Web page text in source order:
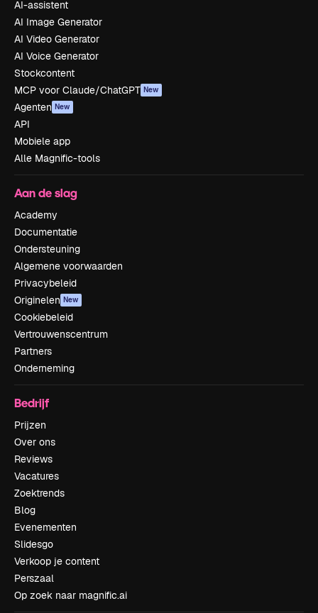
AI-assistent
AI Image Generator
AI Video Generator
AI Voice Generator
Stockcontent
MCP voor Claude/ChatGPT New
Agenten New
API
Mobiele app
Alle Magnific-tools
Aan de slag
Academy
Documentatie
Ondersteuning
Algemene voorwaarden
Privacybeleid
Originelen New
Cookiebeleid
Vertrouwenscentrum
Partners
Onderneming
Bedrijf
Prijzen
Over ons
Reviews
Vacatures
Zoektrends
Blog
Evenementen
Slidesgo
Verkoop je content
Perszaal
Op zoek naar magnific.ai